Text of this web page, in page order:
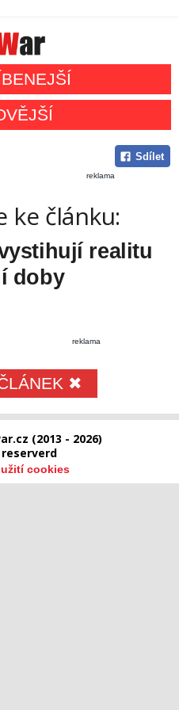
Sdílet
reklama
ke článku:
realitu
doby
reklama
✖
(2013 - 2026)
cookies